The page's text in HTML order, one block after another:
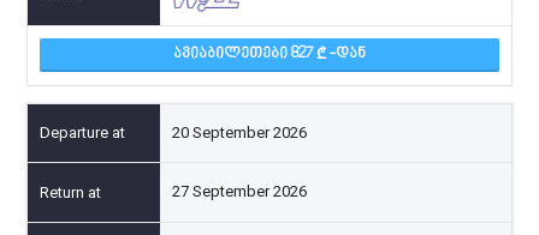
ᲐᲕᲘᲐᲑᲘᲚᲔᲗᲔᲑᲘ 827 -ᲓᲐᲜ
20 September 2026
27 September 2026